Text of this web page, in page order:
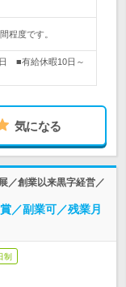
程度です。
■有給休暇10日～
気になる
／創業以来黒字経営／
／副業可／残業月
制